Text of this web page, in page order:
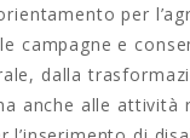
per
campagne e
dalla
anche alle attività